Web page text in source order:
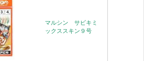
マルシン サビキミ
ックススキン９号